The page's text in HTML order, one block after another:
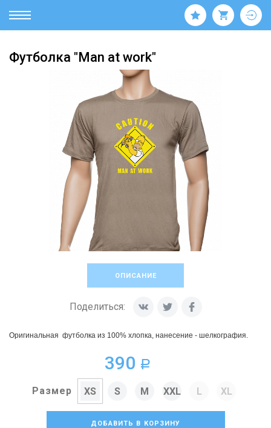
Футболка "Man at work"
ОПИСАНИЕ
Поделиться:
Оригинальная футболка из 100% хлопка, нанесение - шелкография.
390 a
Размер XS S M XXL L XL
ДОБАВИТЬ В КОРЗИНУ